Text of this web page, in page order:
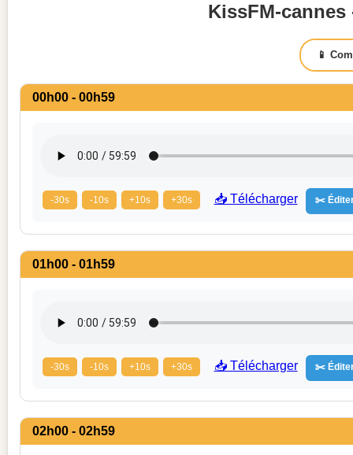
KissFM-cannes
📱
00h00 - 00h59
-30s -10s +10s +30s 📥 Télécharger ✂️
01h00 - 01h59
-30s -10s +10s +30s 📥 Télécharger ✂️
02h00 - 02h59